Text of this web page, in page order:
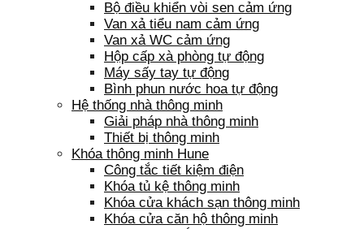
Bộ điều khiển vòi sen cảm ứng
Van xả tiểu nam cảm ứng
Van xả WC cảm ứng
Hộp cấp xà phòng tự động
Máy sấy tay tự động
Bình phun nước hoa tự động
Hệ thống nhà thông minh
Giải pháp nhà thông minh
Thiết bị thông minh
Khóa thông minh Hune
Công tắc tiết kiệm điện
Khóa tủ kệ thông minh
Khóa cửa khách sạn thông minh
Khóa cửa căn hộ thông minh